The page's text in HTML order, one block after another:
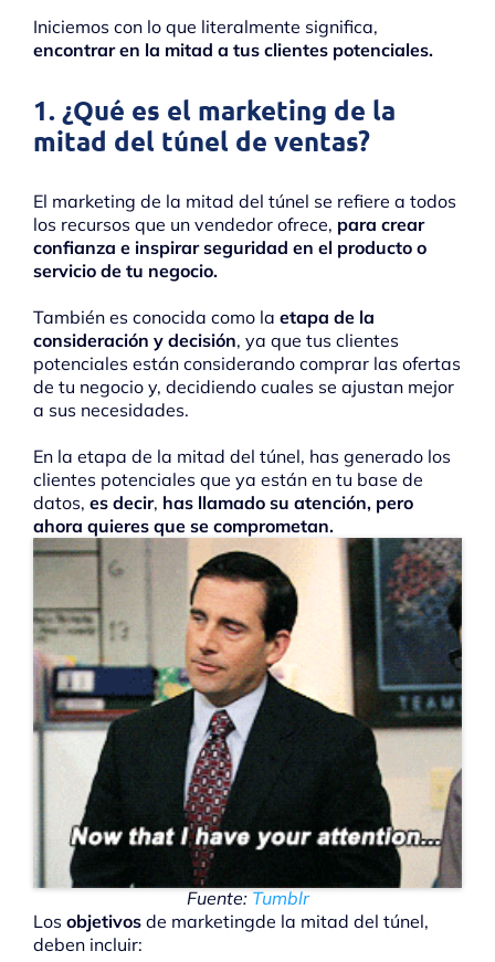
Iniciemos con lo que literalmente significa,
encontrar en la mitad a tus clientes potenciales.
1. ¿Qué es el marketing de la
mitad del túnel de ventas?
El marketing de la mitad del túnel se refiere a todos
los recursos que un vendedor ofrece, para crear
confianza e inspirar seguridad en el producto o
servicio de tu negocio.
También es conocida como la etapa de la
consideración y decisión, ya que tus clientes
potenciales están considerando comprar las ofertas
de tu negocio y, decidiendo cuales se ajustan mejor
a sus necesidades.
En la etapa de la mitad del túnel, has generado los
clientes potenciales que ya están en tu base de
datos, es decir, has llamado su atención, pero
ahora quieres que se comprometan.
Fuente: Tumblr
Los objetivos de marketingde la mitad del túnel,
deben incluir: